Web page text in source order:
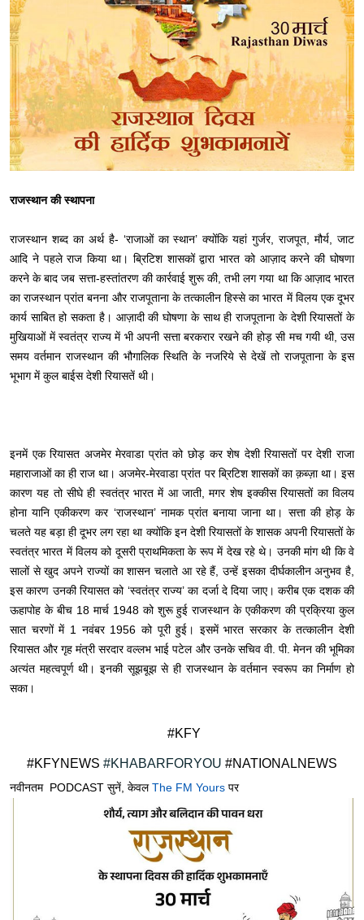
राजस्थान की स्थापना
राजस्थान शब्द का अर्थ है- ‘राजाओं का स्थान’ क्योंकि यहां गुर्जर, राजपूत, मौर्य, जाट
आदि ने पहले राज किया था। ब्रिटिश शासकों द्वारा भारत को आज़ाद करने की घोषणा
करने के बाद जब सत्ता-हस्तांतरण की कार्रवाई शुरू की, तभी लग गया था कि आज़ाद भारत
का राजस्थान प्रांत बनना और राजपूताना के तत्कालीन हिस्से का भारत में विलय एक दूभर
कार्य साबित हो सकता है। आज़ादी की घोषणा के साथ ही राजपूताना के देशी रियासतों के
मुखियाओं में स्वतंत्र राज्य में भी अपनी सत्ता बरकरार रखने की होड़ सी मच गयी थी, उस
समय वर्तमान राजस्थान की भौगालिक स्थिति के नजरिये से देखें तो राजपूताना के इस
भूभाग में कुल बाईस देशी रियासतें थी।
इनमें एक रियासत अजमेर मेरवाडा प्रांत को छोड़ कर शेष देशी रियासतों पर देशी राजा
महाराजाओं का ही राज था। अजमेर-मेरवाडा प्रांत पर ब्रिटिश शासकों का क़ब्ज़ा था। इस
कारण यह तो सीघे ही स्वतंत्र भारत में आ जाती, मगर शेष इक्कीस रियासतों का विलय
होना यानि एकीकरण कर ‘राजस्थान’ नामक प्रांत बनाया जाना था। सत्ता की होड़ के
चलते यह बड़ा ही दूभर लग रहा था क्योंकि इन देशी रियासतों के शासक अपनी रियासतों के
स्वतंत्र भारत में विलय को दूसरी प्राथमिकता के रूप में देख रहे थे। उनकी मांग थी कि वे
सालों से खुद अपने राज्यों का शासन चलाते आ रहे हैं, उन्हें इसका दीर्घकालीन अनुभव है,
इस कारण उनकी रियासत को ‘स्वतंत्र राज्य’ का दर्जा दे दिया जाए। करीब एक दशक की
ऊहापोह के बीच 18 मार्च 1948 को शुरू हुई राजस्थान के एकीकरण की प्रक्रिया कुल
सात चरणों में 1 नवंबर 1956 को पूरी हुई। इसमें भारत सरकार के तत्कालीन देशी
रियासत और गृह मंत्री सरदार वल्लभ भाई पटेल और उनके सचिव वी. पी. मेनन की भूमिका
अत्यंत महत्वपूर्ण थी। इनकी सूझबूझ से ही राजस्थान के वर्तमान स्वरूप का निर्माण हो
सका।
#KFY
#KFYNEWS #KHABARFORYOU #NATIONALNEWS
नवीनतम PODCAST सुनें, केवलThe FM Yours पर